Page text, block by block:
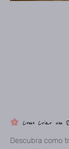
Como Criar um
Descubra como